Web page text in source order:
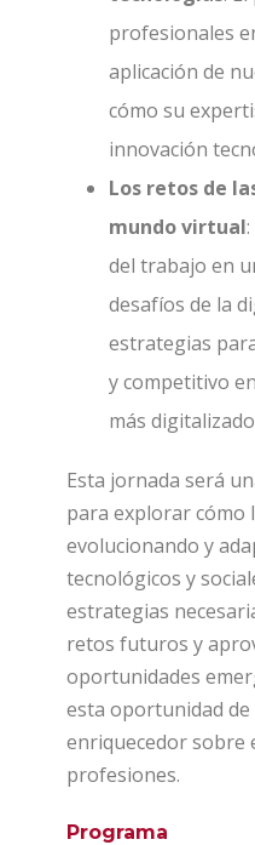
profesionales
aplicación de
cómo su
innovación
Los retos de
mundo virtual
del trabajo en
desafíos de la
estrategias
y competitivo
más
Esta jornada será
para explorar cómo
evolucionando y
tecnológicos y
estrategias
retos futuros y
oportunidades
esta oportunidad
enriquecedor sobre
profesiones.
Programa